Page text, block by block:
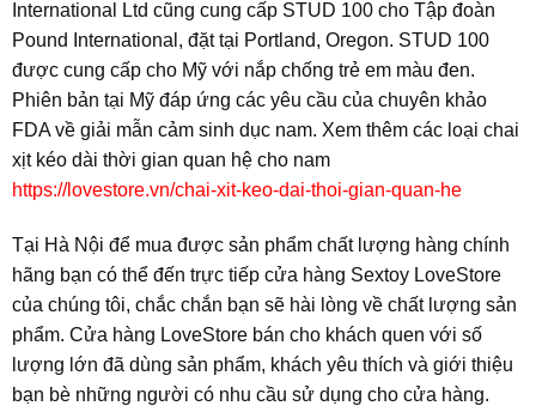
International Ltd cũng cung cấp STUD 100 cho Tập đoàn
Pound International, đặt tại Portland, Oregon. STUD 100
được cung cấp cho Mỹ với nắp chống trẻ em màu đen.
Phiên bản tại Mỹ đáp ứng các yêu cầu của chuyên khảo
FDA về giải mẫn cảm sinh dục nam. Xem thêm các loại chai
xịt kéo dài thời gian quan hệ cho nam
https://lovestore.vn/chai-xit-keo-dai-thoi-gian-quan-he
Tại Hà Nội để mua được sản phẩm chất lượng hàng chính
hãng bạn có thể đến trực tiếp cửa hàng Sextoy LoveStore
của chúng tôi, chắc chắn bạn sẽ hài lòng về chất lượng sản
phẩm. Cửa hàng LoveStore bán cho khách quen với số
lượng lớn đã dùng sản phẩm, khách yêu thích và giới thiệu
bạn bè những người có nhu cầu sử dụng cho cửa hàng.